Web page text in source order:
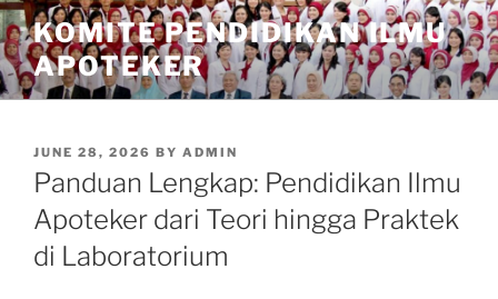
Skip
to
content
KOMITE PENDIDIKAN ILMU
APOTEKER
POSTED
ON
JUNE 28, 2026 BY ADMIN
Panduan Lengkap: Pendidikan Ilmu
Apoteker dari Teori hingga Praktek
di Laboratorium